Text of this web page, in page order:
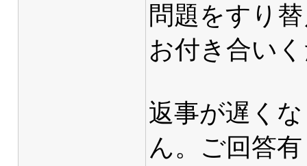
問題をすり
お付き合い
返事が遅く
ん。ご回答